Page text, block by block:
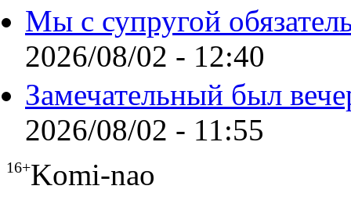
Мы с супругой
2026/08/02 - 12:40
Замечательный был
2026/08/02 - 11:55
16+Komi-nao